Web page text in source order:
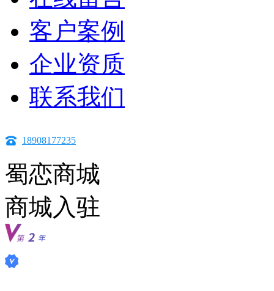
客户案例
企业资质
联系我们
18908177235
蜀恋商城
商城入驻